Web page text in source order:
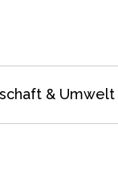
& Umwelt